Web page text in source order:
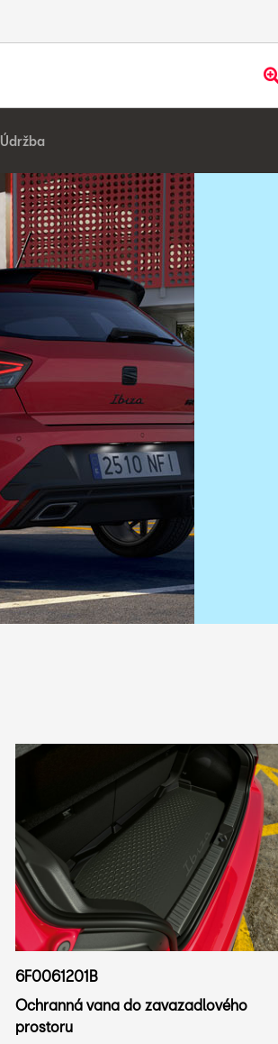
Údržba
6F0061201B
Ochranná vana do zavazadlového
prostoru